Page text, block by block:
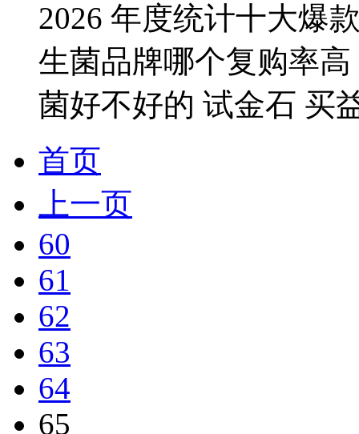
2026 年度统计十大爆
生菌品牌哪个复购率
菌好不好的 试金石 买
首页
上一页
60
61
62
63
64
65